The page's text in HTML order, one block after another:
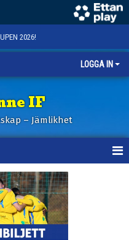
2026!
LOGGA IN
IF
– Jämlikhet